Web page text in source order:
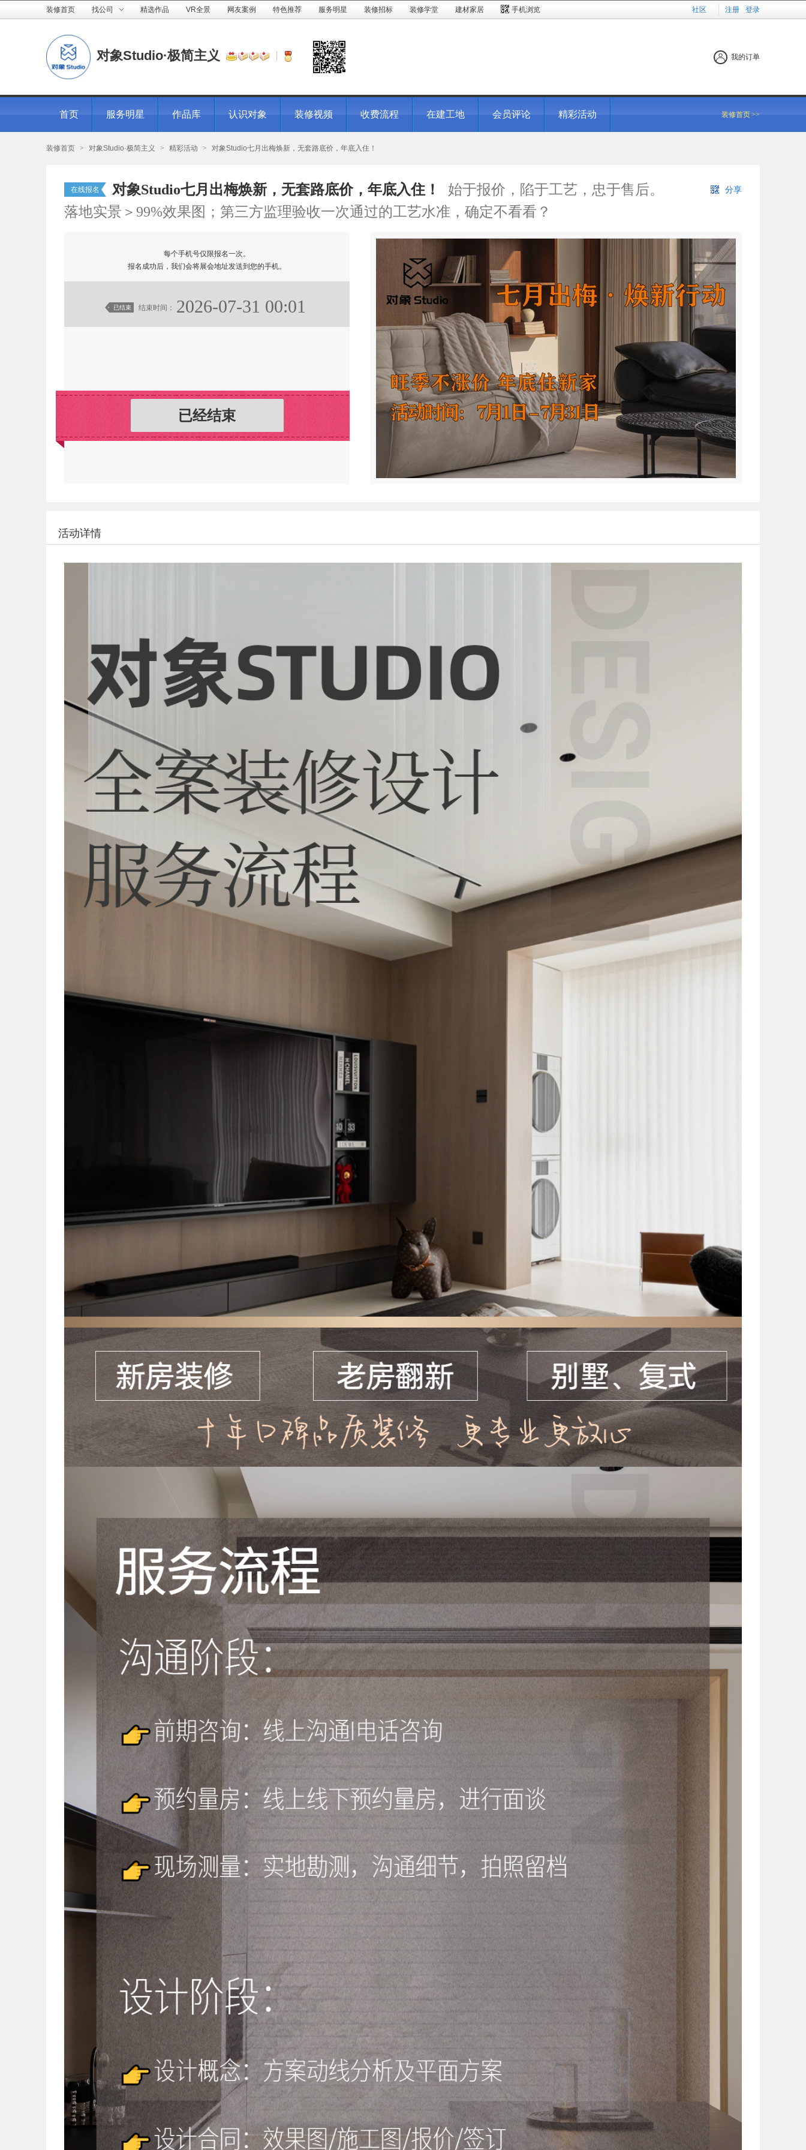
装修首页 找公司 精选作品 VR全景 网友案例 特色推荐 服务明星 装修招标 装修学堂 建材家居 手机浏览 社区 注册 登录
对象Studio·极简主义 我的订单
装修首页>>
首页 服务明星 作品库 认识对象 装修视频 收费流程 在建工地 会员评论 精彩活动
装修首页 > 对象Studio·极简主义 > 精彩活动 > 对象Studio七月出梅焕新，无套路底价，年底入住！
分享
在线报名 对象Studio七月出梅焕新，无套路底价，年底入住！
始于报价，陷于工艺，忠于售后。
落地实景＞99%效果图；第三方监理验收一次通过的工艺水准，确定不看看？
每个手机号仅限报名一次。
报名成功后，我们会将展会地址发送到您的手机。
已结束 结束时间： 2026-07-31 00:01
已经结束
活动详情